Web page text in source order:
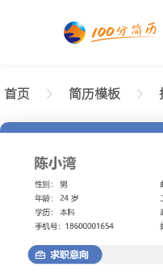
首页 简历模板
正在查看应届生技术
陈小湾